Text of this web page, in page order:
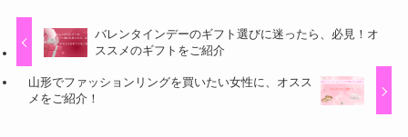
バレンタインデーのギフト選びに迷ったら、必見！オ
ススメのギフトをご紹介
山形でファッションリングを買いたい女性に、オスス
メをご紹介！